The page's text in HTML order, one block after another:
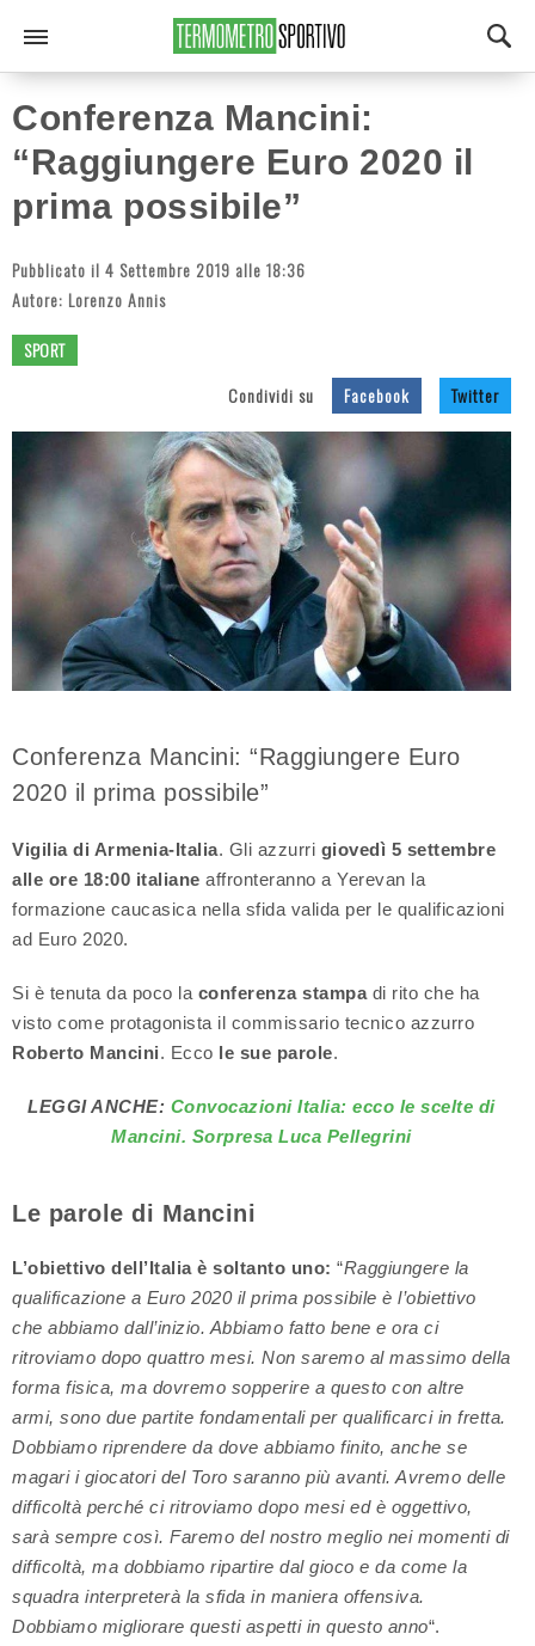
Conferenza Mancini:
“Raggiungere Euro 2020 il
prima possibile”
Pubblicato il 4 Settembre 2019 alle 18:36
Autore: Lorenzo Annis
SPORT
Condividi su
Facebook Twitter
Conferenza Mancini: “Raggiungere Euro
2020 il prima possibile”
Vigilia di Armenia-Italia. Gli azzurri giovedì 5 settembre
alle ore 18:00 italiane affronteranno a Yerevan la
formazione caucasica nella sfida valida per le qualificazioni
ad Euro 2020.
Si è tenuta da poco la conferenza stampadi rito che ha
visto come protagonista il commissario tecnico azzurro
Roberto Mancini. Ecco le sue parole.
LEGGI ANCHE: Convocazioni Italia: ecco le scelte di
Mancini. Sorpresa Luca Pellegrini
Le parole di Mancini
L’obiettivo dell’Italia è soltanto uno: “Raggiungere la
qualificazione a Euro 2020 il prima possibile è l’obiettivo
che abbiamo dall’inizio. Abbiamo fatto bene e ora ci
ritroviamo dopo quattro mesi. Non saremo al massimo della
forma fisica, ma dovremo sopperire a questo con altre
armi, sono due partite fondamentali per qualificarci in fretta.
Dobbiamo riprendere da dove abbiamo finito, anche se
magari i giocatori del Toro saranno più avanti. Avremo delle
difficoltà perché ci ritroviamo dopo mesi ed è oggettivo,
sarà sempre così. Faremo del nostro meglio nei momenti di
difficoltà, ma dobbiamo ripartire dal gioco e da come la
squadra interpreterà la sfida in maniera offensiva.
Dobbiamo migliorare questi aspetti in questo anno“.